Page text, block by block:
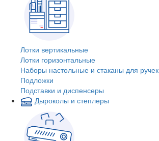
Лотки вертикальные
Лотки горизонтальные
Наборы настольные и стаканы для ручек
Подложки
Подставки и диспенсеры
Дыроколы и степлеры